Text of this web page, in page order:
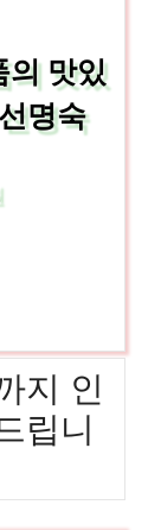
의 맛있
명숙
지 인
립니